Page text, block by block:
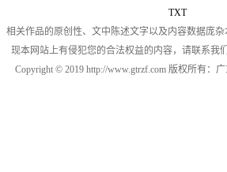
TXT
相关作品的原创性、文中陈述文字以及内容数据庞
现本网站上有侵犯您的合法权益的内容，请联系我
Copyright © 2019 http://www.gtrzf.com 版权所有：